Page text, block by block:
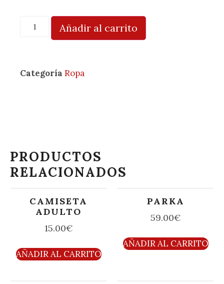
Añadir al carrito
Categoría Ropa
PRODUCTOS
RELACIONADOS
CAMISETA
ADULTO
15.00€
AÑADIR AL CARRITO
PARKA
59.00€
AÑADIR AL CARRITO